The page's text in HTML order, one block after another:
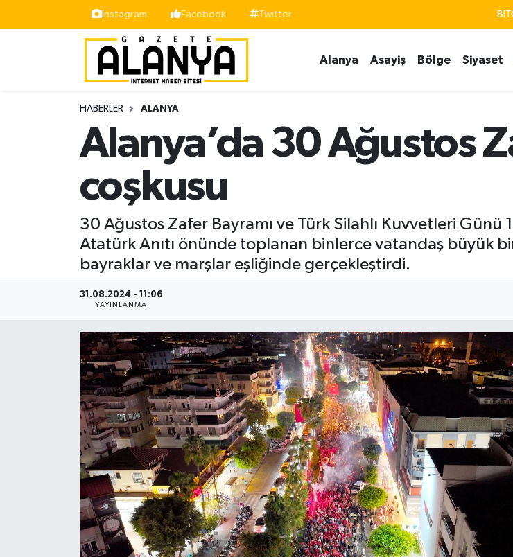
İnstagram Facebook Twitter
Alanya Asayiş Bölge Siyaset
HABERLER ALANYA
Alanya’da 30 Ağustos
coşkusu
30 Ağustos Zafer Bayramı ve Türk Silahlı Kuvvetleri Günü
Atatürk Anıtı önünde toplanan binlerce vatandaş büyük
bayraklar ve marşlar eşliğinde gerçekleştirdi.
31.08.2024 - 11:06
YAYINLANMA
Siyaset
Ekonomi
Gazipaşa
İstanbul Nöbetçi Eczaneler
İstanbul Hava Durumu
Süper Lig Puan Durumu ve Fikstür
Tüm Manşetler
Son Dakika Haberleri
Haber Arşivi